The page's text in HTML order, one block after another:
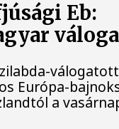
Eb:
Európa-
a